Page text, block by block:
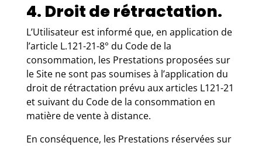
4. Droit de rétractation.
L’Utilisateur est informé que, en application de
l’article L.121-21-8° du Code de la
consommation, les Prestations proposées sur
le Site ne sont pas soumises à l’application du
droit de rétractation prévu aux articles L121-21
et suivant du Code de la consommation en
matière de vente à distance.
En conséquence, les Prestations réservées sur